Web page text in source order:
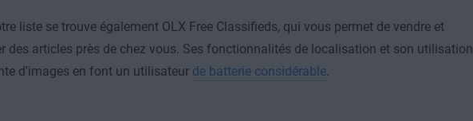
liste se trouve également OLX Free Classifieds, qui vous permet de vendre et
des articles près de chez vous. Ses fonctionnalités de localisation et son utilisation
d'images en font un utilisateur de batterie considérable.